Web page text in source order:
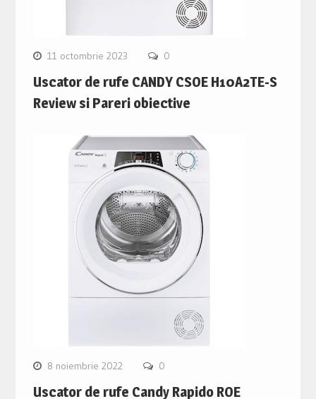
11 octombrie 2023 0
Uscator de rufe CANDY CSOE H10A2TE-S
Review si Pareri obiective
8 noiembrie 2022 0
Uscator de rufe Candy Rapido ROE